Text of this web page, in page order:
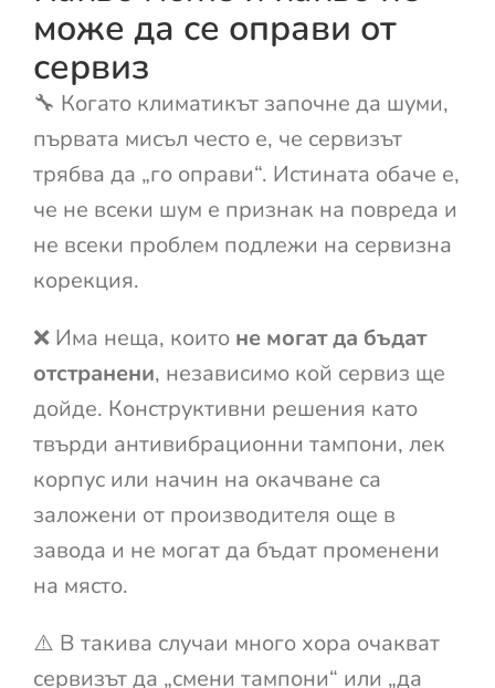
може да се оправи от
сервиз
🔧 Когато климатикът започне да шуми,
първата мисъл често е, че сервизът
трябва да „го оправи“. Истината обаче е,
че не всеки шум е признак на повреда и
не всеки проблем подлежи на сервизна
корекция.
❌ Има неща, които не могат да бъдат
отстранени, независимо кой сервиз ще
дойде. Конструктивни решения като
твърди антивибрационни тампони, лек
корпус или начин на окачване са
заложени от производителя още в
завода и не могат да бъдат променени
на място.
⚠️ В такива случаи много хора очакват
сервизът да „смени тампони“ или „да